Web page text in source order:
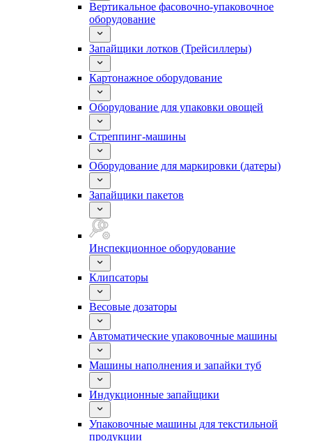
Вертикальное фасовочно-упаковочное
оборудование
Запайщики лотков (Трейсиллеры)
Картонажное оборудование
Оборудование для упаковки овощей
Стреппинг-машины
Оборудование для маркировки (датеры)
Запайщики пакетов
Инспекционное оборудование
Клипсаторы
Весовые дозаторы
Автоматические упаковочные машины
Машины наполнения и запайки туб
Индукционные запайщики
Упаковочные машины для текстильной
продукции